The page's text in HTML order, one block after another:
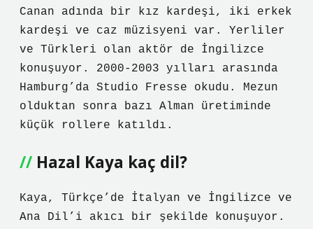
Canan adında bir kız kardeşi, iki erkek
kardeşi ve caz müzisyeni var. Yerliler
ve Türkleri olan aktör de İngilizce
konuşuyor. 2000-2003 yılları arasında
Hamburg’da Studio Fresse okudu. Mezun
olduktan sonra bazı Alman üretiminde
küçük rollere katıldı.
Hazal Kaya kaç dil?
Kaya, Türkçe’de İtalyan ve İngilizce ve
Ana Dil’i akıcı bir şekilde konuşuyor.